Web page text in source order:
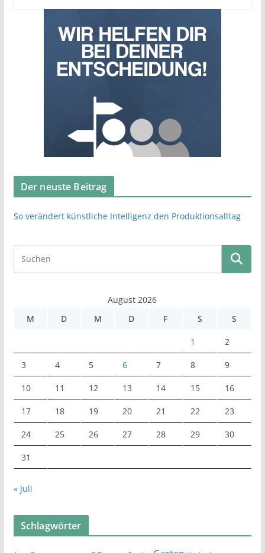
Der neuste Beitrag
So verändert künstliche Intelligenz den Produktionsalltag
August 2026
M
D M D F S S
1 2
3 4 5 6 7 8 9
10 11 12 13 14 15 16
17 18 19 20 21 22 23
24 25 26 27 28 29 30
31
« Juli
Schlagwörter